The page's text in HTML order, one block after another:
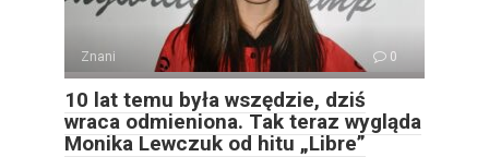
Znani 0
10 lat temu była wszędzie, dziś
wraca odmieniona. Tak teraz wygląda
Monika Lewczuk od hitu „Libre”